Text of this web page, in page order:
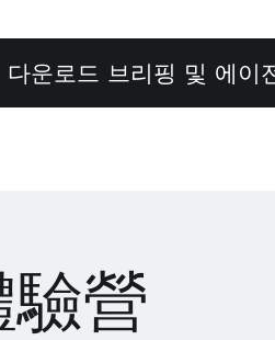
다운로드 브리핑 및 에이
驗營